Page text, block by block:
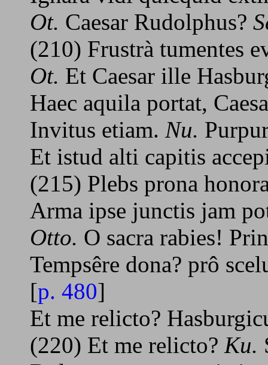
Ot. Caesar Rudolphus?
(210) Frustrà tumentes
Ot. Et Caesar ille
Haec aquila portat,
Invitus etiam. Nu.
Et istud alti capitis
(215) Plebs prona
Arma ipse junctis jam
Otto. O sacra rabies!
Tempsêre dona? prô
[p. 480]
Et me relicto?
(220) Et me relicto? Ku.